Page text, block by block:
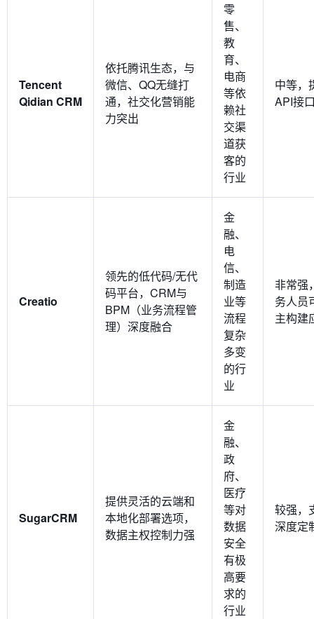
Tencent
Qidian CRM
依托腾讯生态，与
微信、QQ无缝打
通，社交化营销能
力突出
零
售、
教
育、
电商
等依
赖社
交渠
道获
客的
行业
中等，
API接
Creatio
领先的低代码/无代
码平台，CRM与
BPM（业务流程管
理）深度融合
金
融、
电
信、
制造
业等
流程
复杂
多变
的行
业
非常强
务人员
主构建
SugarCRM
提供灵活的云端和
本地化部署选项，
数据主权控制力强
金
融、
政
府、
医疗
等对
数据
安全
有极
高要
求的
行业
较强，
深度定